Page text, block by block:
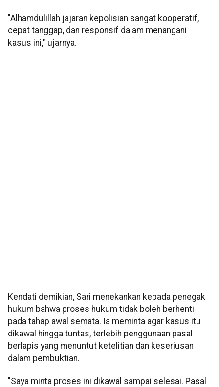
"Alhamdulillah jajaran kepolisian sangat kooperatif,
cepat tanggap, dan responsif dalam menangani
kasus ini," ujarnya.
Kendati demikian, Sari menekankan kepada penegak
hukum bahwa proses hukum tidak boleh berhenti
pada tahap awal semata. Ia meminta agar kasus itu
dikawal hingga tuntas, terlebih penggunaan pasal
berlapis yang menuntut ketelitian dan keseriusan
dalam pembuktian.
"Saya minta proses ini dikawal sampai selesai. Pasal